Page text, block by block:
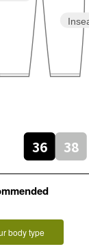
36 38
body type